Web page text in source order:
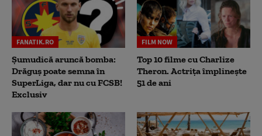
FANATIK.RO
Șumudică aruncă bomba:
Drăguș poate semna în
SuperLiga, dar nu cu FCSB!
Exclusiv
FILM NOW
Top 10 filme cu Charlize
Theron. Actrița împlinește
51 de ani